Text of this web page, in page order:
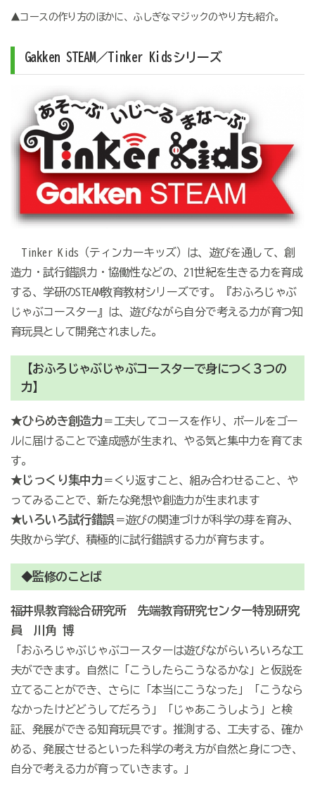
▲コースの作り方のほかに、ふしぎなマジックのやり方も紹介。
Gakken STEAM／Tinker Kidsシリーズ
Tinker Kids（ティンカーキッズ）は、遊びを通して、創
造力・試行錯誤力・協働性などの、21世紀を生きる力を育成
する、学研のSTEAM教育教材シリーズです。『おふろじゃぶ
じゃぶコースター』は、遊びながら自分で考える力が育つ知
育玩具として開発されました。
【おふろじゃぶじゃぶコースターで身につく３つの
力】
★ひらめき創造力 ＝工夫してコースを作り、ボールをゴー
ルに届けることで達成感が生まれ、やる気と集中力を育てま
す。
★じっくり集中力 ＝くり返すこと、組み合わせること、や
ってみることで、新たな発想や創造力が生まれます
★いろいろ試行錯誤＝遊びの関連づけが科学の芽を育み、
失敗から学び、積極的に試行錯誤する力が育ちます。
◆監修のことば
福井県教育総合研究所 先端教育研究センター特別研究
員 川角 博
「おふろじゃぶじゃぶコースターは遊びながらいろいろな工
夫ができます。自然に「こうしたらこうなるかな」と仮説を
立てることができ、さらに「本当にこうなった」「こうなら
なかったけどどうしてだろう」「じゃあこうしよう」と検
証、発展ができる知育玩具です。推測する、工夫する、確か
める、発展させるといった科学の考え方が自然と身につき、
自分で考える力が育っていきます。」